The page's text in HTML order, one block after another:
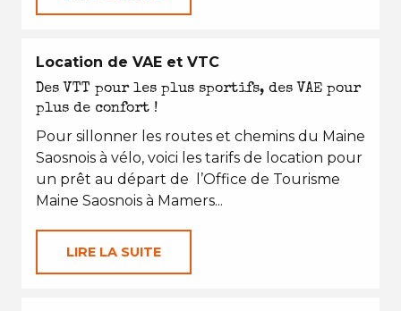
Location de VAE et VTC
Des VTT pour les plus sportifs, des VAE pour
plus de confort !
Pour sillonner les routes et chemins du Maine
Saosnois à vélo, voici les tarifs de location pour
un prêt au départ de l’Office de Tourisme
Maine Saosnois à Mamers...
LIRE LA SUITE